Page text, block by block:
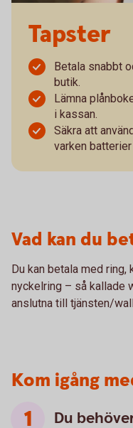
Tapster
Betala snabbt
butik.
Lämna
i kassan.
Säkra att
varken
Vad kan du
Du kan betala med
nyckelring – så kallade
anslutna till tjänsten/
Kom igång
Du